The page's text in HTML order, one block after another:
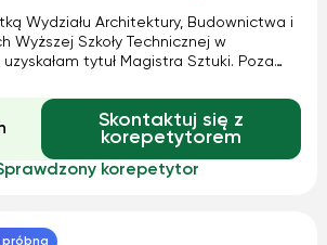
Wydziału Architektury, Budownictwa i
Wyższej Szkoły Technicznej w
tytuł Magistra Sztuki. Poza
akademicką, filologia angielska
zainteresowanie, co z powodzeniem
rozwijam równolegle. Posiadam kil...Skontaktuj się z
korepetytorem
korepetytor
próbna